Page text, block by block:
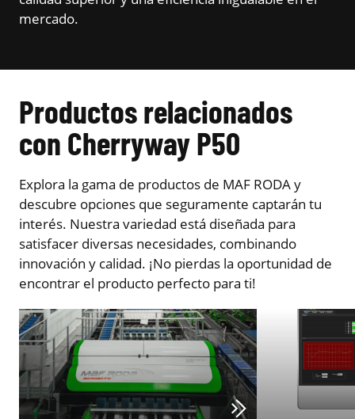
mercado.
Productos relacionados
con Cherryway P50
Explora la gama de productos de MAF RODA y
descubre opciones que seguramente captarán tu
interés. Nuestra variedad está diseñada para
satisfacer diversas necesidades, combinando
innovación y calidad. ¡No pierdas la oportunidad de
encontrar el producto perfecto para ti!